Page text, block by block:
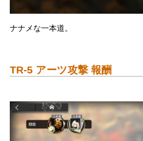
ナナメな一本道。
TR-5 アーツ攻撃 報酬